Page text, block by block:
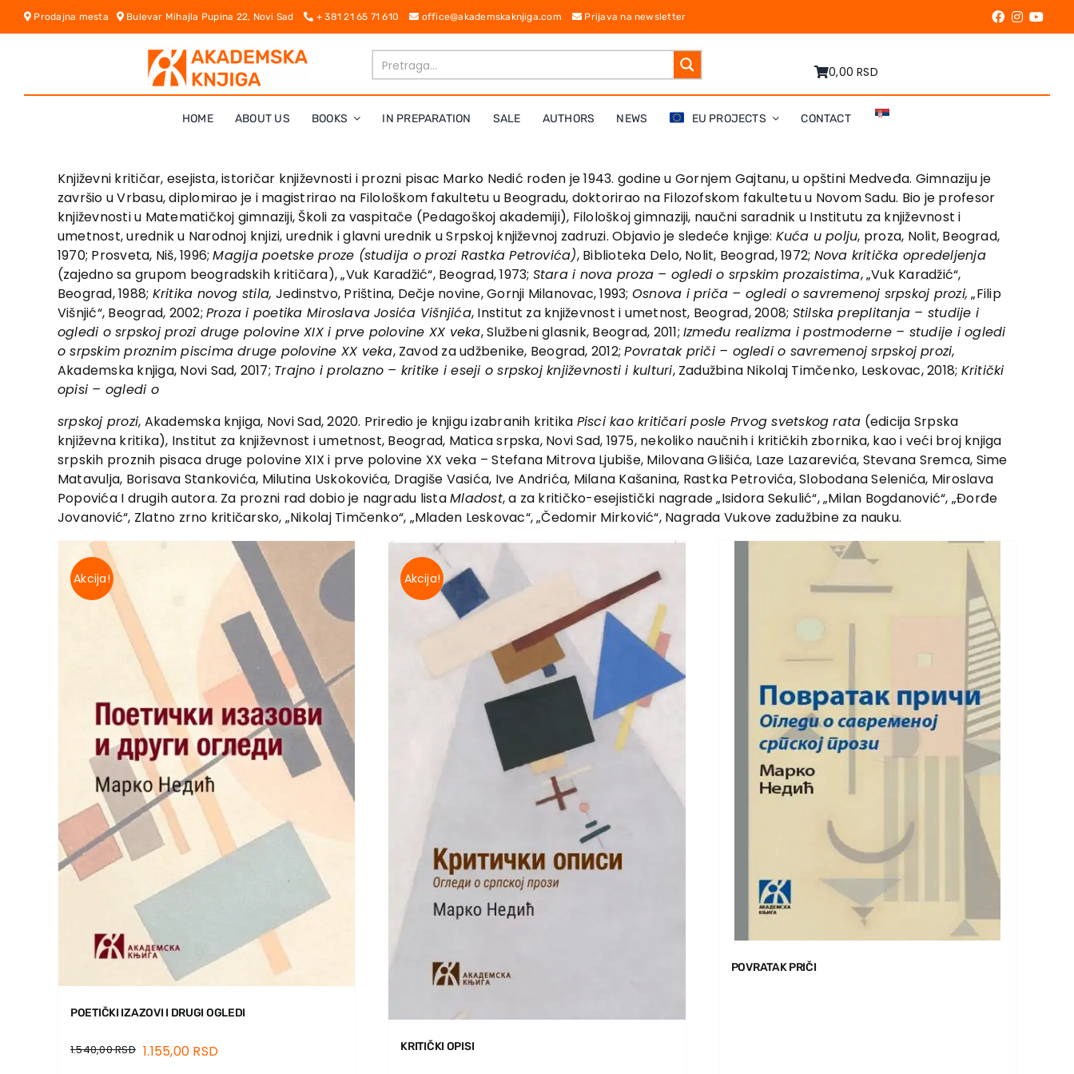
Skip
Prodajna mesta Bulevar Mihajla Pupina 22, Novi Sad + 381 21 65 71 610 office@akademskaknjiga.com Prijava na newsletter
0,00 RSD
HOME ABOUT US BOOKS IN PREPARATION SALE AUTHORS NEWS EU PROJECTS CONTACT
Književni kritičar, esejista, istoričar književnosti i prozni pisac Marko Nedić rođen je 1943. godine u Gornjem Gajtanu, u opštini Medveđa. Gimnaziju je
završio u Vrbasu, diplomirao je i magistrirao na Filološkom fakultetu u Beogradu, doktorirao na Filozofskom fakultetu u Novom Sadu. Bio je profesor
književnosti u Matematičkoj gimnaziji, Školi za vaspitače (Pedagoškoj akademiji), Filološkoj gimnaziji, naučni saradnik u Institutu za književnost i
umetnost, urednik u Narodnoj knjizi, urednik i glavni urednik u Srpskoj književnoj zadruzi. Objavio je sledeće knjige: Kuća u polju, proza, Nolit, Beograd,
1970; Prosveta, Niš, 1996;Magija poetske proze (studija o prozi Rastka Petrovića), Biblioteka Delo, Nolit, Beograd, 1972; Nova kritička opredeljenja
(zajedno sa grupom beogradskih kritičara), „Vuk Karadžić“, Beograd, 1973; Stara i nova proza – ogledi o srpskim prozaistima, „Vuk Karadžić“,
Beograd, 1988; Kritika novog stila, Jedinstvo, Priština, Dečje novine, Gornji Milanovac, 1993; Osnova i priča – ogledi o savremenoj srpskoj prozi, „Filip
Višnjić“, Beograd, 2002; Proza i poetika Miroslava Josića Višnjića, Institut za književnost i umetnost, Beograd, 2008; Stilska preplitanja – studije i
ogledi o srpskoj prozi druge polovine XIX i prve polovine XX veka, Službeni glasnik, Beograd, 2011;Između realizma i postmoderne – studije i ogledi
o srpskim proznim piscima druge polovine XX veka, Zavod za udžbenike, Beograd, 2012;Povratak priči – ogledi o savremenoj srpskoj prozi,
Akademska knjiga, Novi Sad, 2017; Trajno i prolazno – kritike i eseji o srpskoj književnosti i kulturi, Zadužbina Nikolaj Timčenko, Leskovac, 2018; Kritički
opisi – ogledi o
srpskoj prozi, Akademska knjiga, Novi Sad, 2020. Priredio je knjigu izabranih kritika Pisci kao kritičari posle Prvog svetskog rata (edicija Srpska
književna kritika), Institut za književnost i umetnost, Beograd, Matica srpska, Novi Sad, 1975, nekoliko naučnih i kritičkih zbornika, kao i veći broj knjiga
srpskih proznih pisaca druge polovine XIX i prve polovine XX veka – Stefana Mitrova Ljubiše, Milovana Glišića, Laze Lazarevića, Stevana Sremca, Sime
Matavulja, Borisava Stankovića, Milutina Uskokovića, Dragiše Vasića, Ive Andrića, Milana Kašanina, Rastka Petrovića, Slobodana Selenića, Miroslava
Popovića I drugih autora. Za prozni rad dobio je nagradu listaMladost, a za kritičko-esejistički nagrade „Isidora Sekulić“, „Milan Bogdanović“, „Đorđe
Jovanović“, Zlatno zrno kritičarsko, „Nikolaj Timčenko“, „Mladen Leskovac“, „Čedomir Mirković“, Nagrada Vukove zadužbine za nauku.
Akcija!
POETIČKI IZAZOVI I DRUGI OGLEDI
1.540,00RSD 1.155,00 RSD
Akcija!
KRITIČKI OPISI
POVRATAK PRIČI